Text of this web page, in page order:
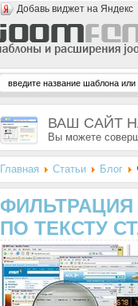
Добавь виджет на Яндекс
ВАШ САЙТ
Вы можете
Главная Статьи Блог
ФИЛЬТРАЦИЯ
ПО ТЕКСТУ